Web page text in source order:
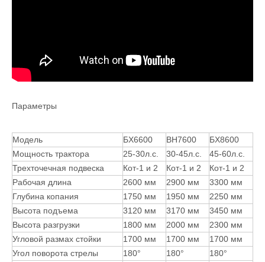
Параметры
Модель БХ6600 ВН7600
БХ8600
Мощность трактора
25-30л.с. 30-45л.с.
45-60л.с.
Трехточечная подвеска
Кот-1 и 2 Кот-1 и 2
Кот-1 и 2
Рабочая длина
2600 мм 2900 мм
3300 мм
Глубина копания
1750 мм 1950 мм
2250 мм
Высота подъема
3120 мм 3170 мм
3450 мм
Высота разгрузки
1800 мм 2000 мм
2300 мм
Угловой размах стойки
1700 мм 1700 мм
1700 мм
Угол поворота стрелы
180° 180°
180°